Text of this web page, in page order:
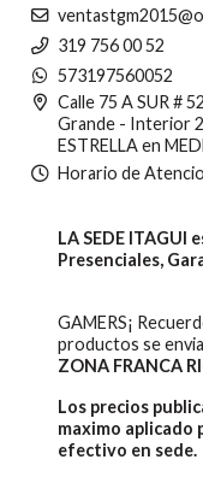
319 756 00 52
573197560052
Calle 75 A SUR #
Grande - Interior
ESTRELLA en
Horario de
LA SEDE ITAGUI
Presenciales,
GAMERS¡
productos se
ZONA FRANCA
Los precios
maximo aplicado
efectivo en sede.